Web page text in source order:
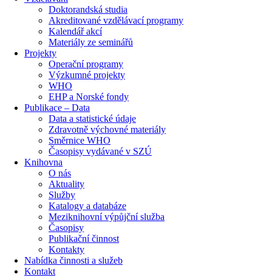
Doktorandská studia
Akreditované vzdělávací programy
Kalendář akcí
Materiály ze seminářů
Projekty
Operační programy
Výzkumné projekty
WHO
EHP a Norské fondy
Publikace – Data
Data a statistické údaje
Zdravotně výchovné materiály
Směrnice WHO
Časopisy vydávané v SZÚ
Knihovna
O nás
Aktuality
Služby
Katalogy a databáze
Meziknihovní výpůjční služba
Časopisy
Publikační činnost
Kontakty
Nabídka činnosti a služeb
Kontakt